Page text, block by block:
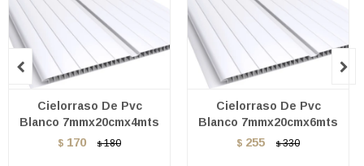
Cielorraso De Pvc
Blanco 7mmx20cmx4mts
$ 170 $ 180
Cielorraso De Pvc
Blanco 7mmx20cmx6mts
$ 255 $ 330
 